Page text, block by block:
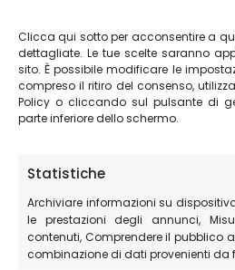
Clicca qui sotto per acconsentire a
dettagliate. Le tue scelte saranno
sito. È possibile modificare le
compreso il ritiro del consenso,
Policy o cliccando sul pulsante di
parte inferiore dello schermo.
Statistiche
Archiviare informazioni su
le prestazioni degli annunci,
contenuti, Comprendere il pubblico
combinazione di dati provenienti da
I Sentieri di Norcia sono
principalmente dalle attività
secoli passati hanno
per la pastorizia e, allo stesso
anche per le escursioni. L’area
vegetazione tipica della zona.
Itinerari e sentieri
Castelluccio di